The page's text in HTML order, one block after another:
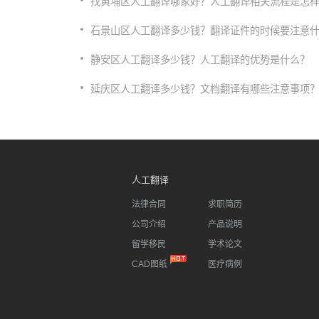
石景山区人工翻译多少钱？翻译证件的时候要注意
静安区人工翻译多少钱？人工翻译的优势是什么？
延庆区人工翻译多少钱？文档翻译有哪些注意事项？
人工翻译
法律合同
公司介绍
留学移民
CAD图纸
求职简历
产品说明
学术论文
医疗病例